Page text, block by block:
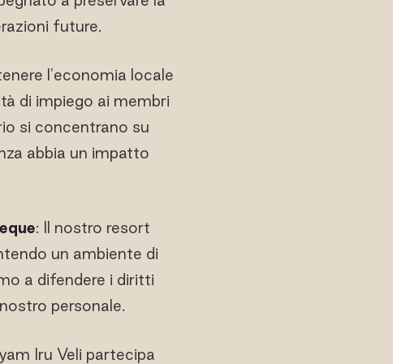
future.
l'economia locale
di impiego ai membri
si concentrano su
abbia un impatto
: Il nostro resort
un ambiente di
a difendere i diritti
personale.
Iru Veli partecipa